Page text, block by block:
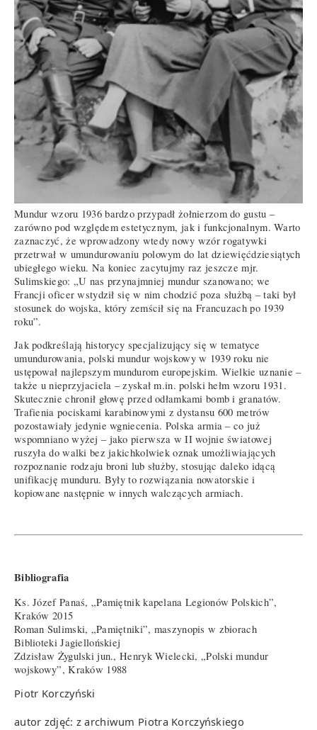
Mundur wzoru 1936 bardzo przypadł żołnierzom do gustu –
zarówno pod względem estetycznym, jak i funkcjonalnym. Warto
zaznaczyć, że wprowadzony wtedy nowy wzór rogatywki
przetrwał w umundurowaniu polowym do lat dziewięćdziesiątych
ubiegłego wieku. Na koniec zacytujmy raz jeszcze mjr.
Sulimskiego: „U nas przynajmniej mundur szanowano; we
Francji oficer wstydził się w nim chodzić poza służbą – taki był
stosunek do wojska, który zemścił się na Francuzach po 1939
roku”.
Jak podkreślają historycy specjalizujący się w tematyce
umundurowania, polski mundur wojskowy w 1939 roku nie
ustępował najlepszym mundurom europejskim. Wielkie uznanie –
także u nieprzyjaciela – zyskał m.in. polski hełm wzoru 1931.
Skutecznie chronił głowę przed odłamkami bomb i granatów.
Trafienia pociskami karabinowymi z dystansu 600 metrów
pozostawiały jedynie wgniecenia. Polska armia – co już
wspomniano wyżej – jako pierwsza w II wojnie światowej
ruszyła do walki bez jakichkolwiek oznak umożliwiających
rozpoznanie rodzaju broni lub służby, stosując daleko idącą
unifikację munduru. Były to rozwiązania nowatorskie i
kopiowane następnie w innych walczących armiach.
Bibliografia
Ks. Józef Panaś, „Pamiętnik kapelana Legionów Polskich”,
Kraków 2015
Roman Sulimski, „Pamiętniki”, maszynopis w zbiorach
Biblioteki Jagiellońskiej
Zdzisław Żygulski jun., Henryk Wielecki, „Polski mundur
wojskowy”, Kraków 1988
Piotr Korczyński
autor zdjęć: z archiwum Piotra Korczyńskiego